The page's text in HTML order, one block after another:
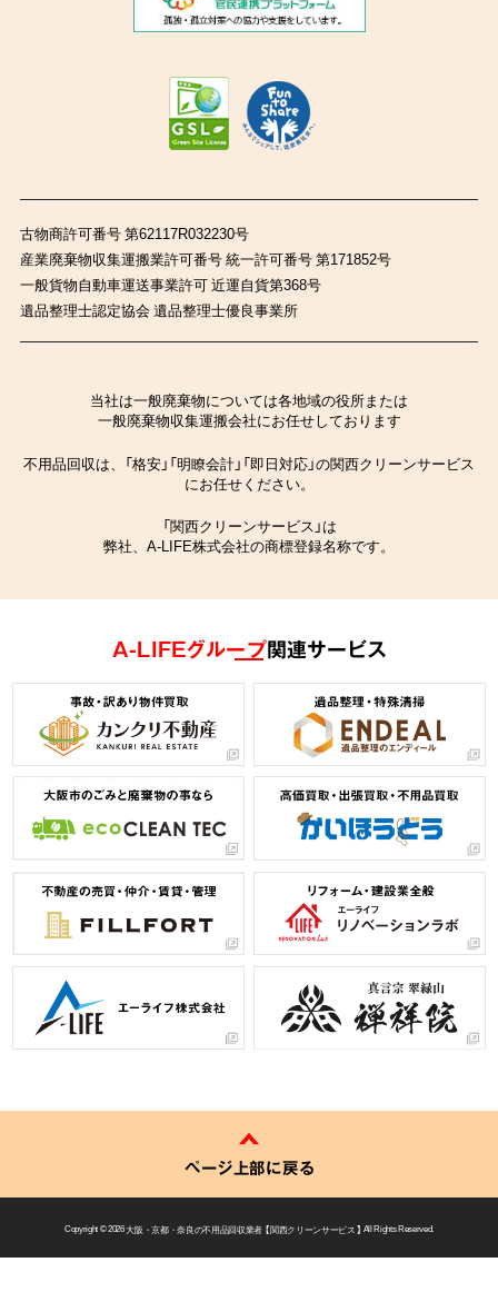
古物商許可番号 第62117R032230号
産業廃棄物収集運搬業許可番号 統一許可番号 第171852号
一般貨物自動車運送事業許可 近運自貨第368号
遺品整理士認定協会 遺品整理士優良事業所
当社は一般廃棄物については各地域の役所または
一般廃棄物収集運搬会社にお任せしております
不用品回収は、「格安」「明瞭会計」「即日対応」の関西クリーンサービス
にお任せください。
「関西クリーンサービス」は
弊社、A-LIFE株式会社の商標登録名称です。
A-LIFEグループ関連サービス
ページ上部に戻る
Copyright © 2026大阪・京都・奈良の不用品回収業者 【 関西クリーンサービス 】 All Rights Reserved.